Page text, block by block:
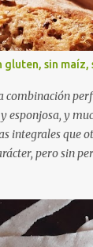
gluten, sin
combinación
esponjosa, y
integrales que
pero sin